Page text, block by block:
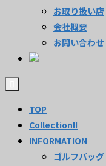
お取り扱い店
会社概要
お問い合わ
TOP
Collection!!
INFORMATION
ゴルフバッ